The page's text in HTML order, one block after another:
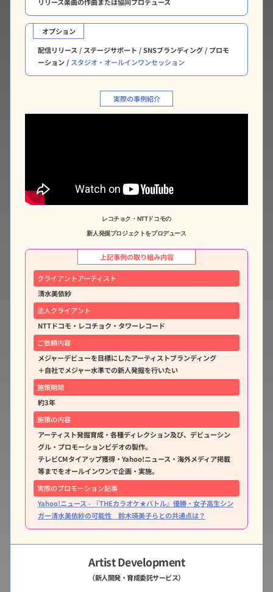
リリース楽曲の作曲または協同プロデュース
オプション
配信リリース / ステージサポート / SNSブランディング / プロモ
ーション / スタジオ・オールインワンセッション
実際の事例紹介
レコチョク・NTTドコモの
新人発掘プロジェクトをプロデュース
上記事例の取り組み内容
クライアントアーティスト
清水美依紗
法人クライアント
NTTドコモ・レコチョク・タワーレコード
ご依頼内容
メジャーデビューを目標にしたアーティストブランディング
＋自社でメジャー水準での新人発掘を行いたい
施策期間
約3年
施策の内容
アーティスト発掘育成・各種ディレクション及び、デビューシン
グル・プロモーションビデオの製作。
テレビCMタイアップ獲得・Yahoo!ニュース・海外メディア掲載
等までをオールインワンで企画・実施。
実際のプロモーション記事
Yahoo!ニュース - 『THEカラオケ★バトル』優勝・女子高生シン
ガー清水美依紗の可能性 鈴木瑛美子らとの共通点は？
Artist Development
（新人開発・育成委託サービス）